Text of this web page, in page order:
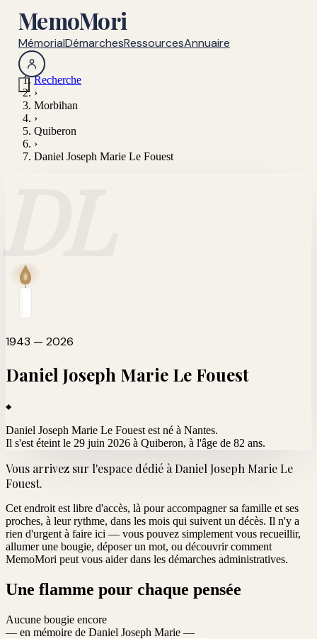
MemoMori
MémorialDémarchesRessourcesAnnuaire
Recherche
›
Morbihan
›
Quiberon
›
Daniel Joseph Marie Le Fouest
1943 — 2026
Daniel Joseph Marie Le Fouest
Daniel Joseph Marie Le Fouest est né à Nantes.
Il s'est éteint le 29 juin 2026 à Quiberon, à l'âge de 82 ans.
Vous arrivez sur l'espace dédié à Daniel Joseph Marie Le
Fouest.
Cet endroit est libre d'accès, là pour accompagner sa famille et ses
proches, à leur rythme, dans les mois qui suivent un décès. Il n'y a
rien d'urgent à faire ici — vous pouvez simplement vous recueillir,
allumer une bougie, déposer un mot, ou découvrir comment
MemoMori peut vous aider dans les démarches administratives.
Une flamme pour chaque pensée
Aucune bougie encore
— en mémoire de Daniel Joseph Marie —